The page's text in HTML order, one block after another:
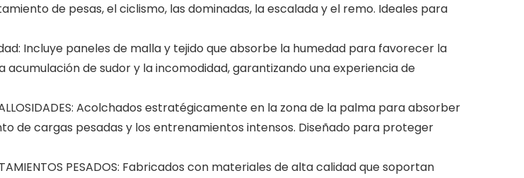
de pesas, el ciclismo, las dominadas, la escalada y el remo. Ideales para
Incluye paneles de malla y tejido que absorbe la humedad para favorecer la
de sudor y la incomodidad, garantizando una experiencia de
CALLOSIDADES: Acolchados estratégicamente en la zona de la palma para absorber
de cargas pesadas y los entrenamientos intensos. Diseñado para proteger
PESADOS: Fabricados con materiales de alta calidad que soportan